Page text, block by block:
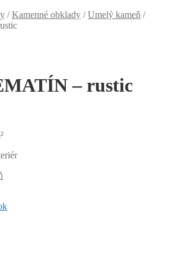
/Kamenné obklady /Umelý kameň /
– rustic